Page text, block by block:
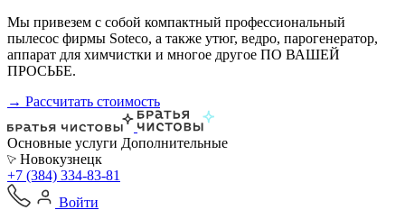
Мы привезем с собой компактный профессиональный
пылесос фирмы Soteco, а также утюг, ведро, парогенератор,
аппарат для химчистки и многое другое ПО ВАШЕЙ
ПРОСЬБЕ.
→ Рассчитать стоимость
Основные услуги Дополнительные
Новокузнецк
+7 (384) 334-83-81
Войти